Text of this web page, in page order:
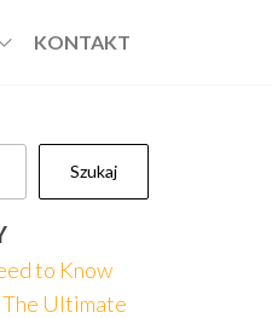
KONTAKT
Szukaj
to Know
Ultimate